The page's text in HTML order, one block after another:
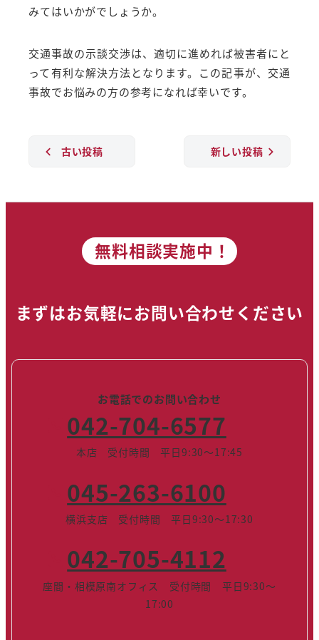
みてはいかがでしょうか。
交通事故の示談交渉は、適切に進めれば被害者にと
って有利な解決方法となります。この記事が、交通
事故でお悩みの方の参考になれば幸いです。
古い投稿 新しい投稿
無料相談実施中！
まずはお気軽にお問い合わせください
お電話でのお問い合わせ
042-704-6577
本店 受付時間 平日9:30～17:45
045-263-6100
横浜支店 受付時間 平日9:30～17:30
042-705-4112
座間・相模原南オフィス 受付時間 平日9:30～
17:00